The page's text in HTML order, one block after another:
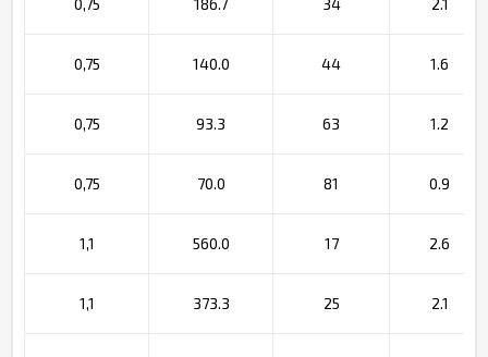
0,75 186.7 34 2.1
0,75 140.0 44 1.6
0,75 93.3 63 1.2
0,75 70.0 81 0.9
1,1 560.0 17 2.6
1,1 373.3 25 2.1